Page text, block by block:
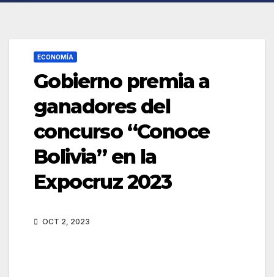
ECONOMÍA
Gobierno premia a
ganadores del
concurso “Conoce
Bolivia” en la
Expocruz 2023
OCT 2, 2023